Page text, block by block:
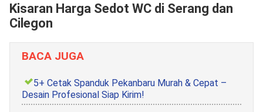
Kisaran Harga Sedot WC di Serang dan
Cilegon
BACA JUGA
5+ Cetak Spanduk Pekanbaru Murah & Cepat –
Desain Profesional Siap Kirim!